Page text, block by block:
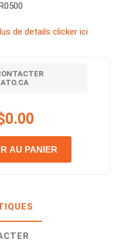
de details clicker ici
AU PANIER